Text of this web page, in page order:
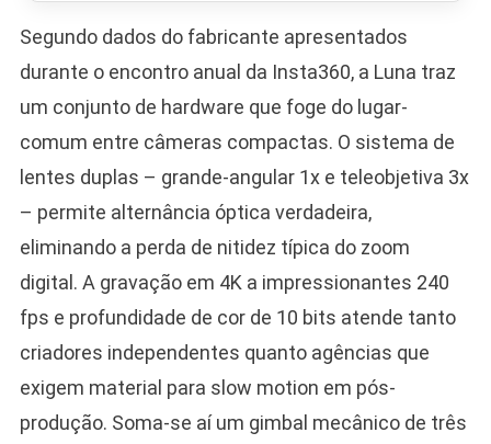
Segundo dados do fabricante apresentados
durante o encontro anual da Insta360, a Luna traz
um conjunto de hardware que foge do lugar-
comum entre câmeras compactas. O sistema de
lentes duplas – grande-angular 1x e teleobjetiva 3x
– permite alternância óptica verdadeira,
eliminando a perda de nitidez típica do zoom
digital. A gravação em 4K a impressionantes 240
fps e profundidade de cor de 10 bits atende tanto
criadores independentes quanto agências que
exigem material para slow motion em pós-
produção. Soma-se aí um gimbal mecânico de três